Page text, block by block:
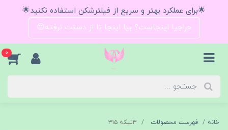
🌟برای عملکرد بهتر و سریع از فیلترشکن استفاده نکنید🌟
حراجیا اینجاست؟ بیا اینجا تا از دستت نرفته😍
0
خانه فهرست محصولات ۳تیکه ۳۱۵